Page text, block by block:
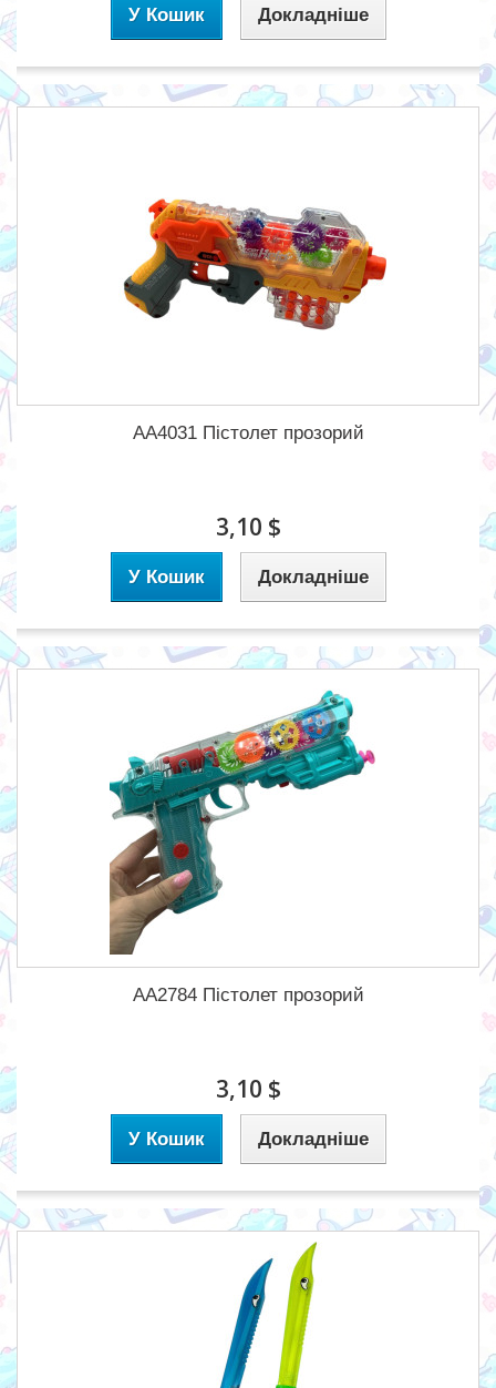
У Кошик Докладніше
AA4031 Пістолет прозорий
3,10 $
У Кошик Докладніше
AA2784 Пістолет прозорий
3,10 $
У Кошик Докладніше